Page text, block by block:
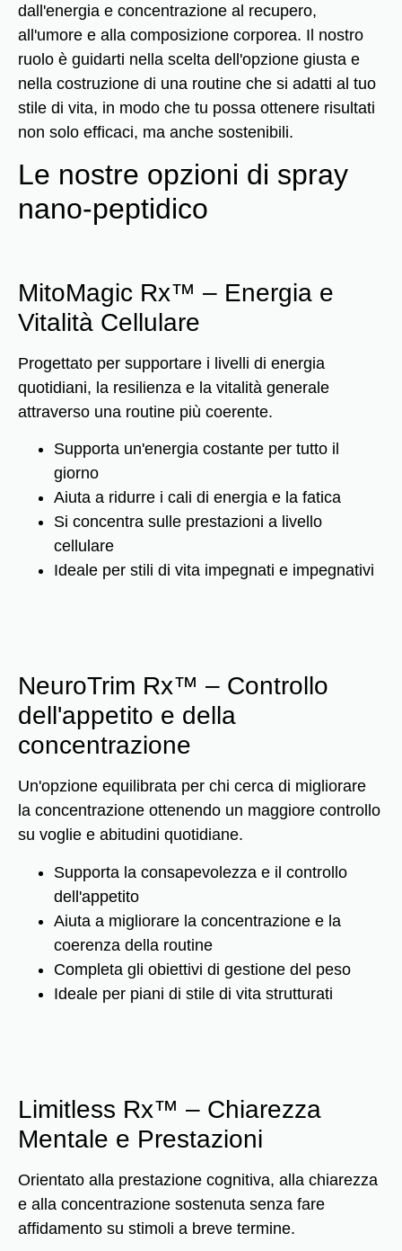
dall'energia e concentrazione al recupero,
all'umore e alla composizione corporea. Il nostro
ruolo è guidarti nella scelta dell'opzione giusta e
nella costruzione di una routine che si adatti al tuo
stile di vita, in modo che tu possa ottenere risultati
non solo efficaci, ma anche sostenibili.
Le nostre opzioni di spray
nano-peptidico
MitoMagic Rx™ – Energia e
Vitalità Cellulare
Progettato per supportare i livelli di energia
quotidiani, la resilienza e la vitalità generale
attraverso una routine più coerente.
Supporta un'energia costante per tutto il
giorno
Aiuta a ridurre i cali di energia e la fatica
Si concentra sulle prestazioni a livello
cellulare
Ideale per stili di vita impegnati e impegnativi
NeuroTrim Rx™ – Controllo
dell'appetito e della
concentrazione
Un'opzione equilibrata per chi cerca di migliorare
la concentrazione ottenendo un maggiore controllo
su voglie e abitudini quotidiane.
Supporta la consapevolezza e il controllo
dell'appetito
Aiuta a migliorare la concentrazione e la
coerenza della routine
Completa gli obiettivi di gestione del peso
Ideale per piani di stile di vita strutturati
Limitless Rx™ – Chiarezza
Mentale e Prestazioni
Orientato alla prestazione cognitiva, alla chiarezza
e alla concentrazione sostenuta senza fare
affidamento su stimoli a breve termine.